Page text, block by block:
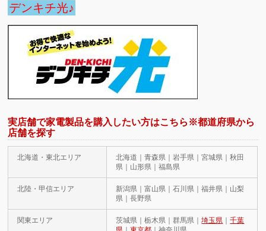
デンキチ光♪
実店舗で家電製品を購入したい方はこちら※都道府県から
店舗を探す
北海道・東北エリア
北海道｜青森県｜岩手県｜宮城県｜秋田
県｜山形県｜福島県
北陸・甲信エリア
新潟県｜富山県｜石川県｜福井県｜山梨
県｜長野県
関東エリア 茨城県｜栃木県｜群馬県｜埼玉県 ｜千葉